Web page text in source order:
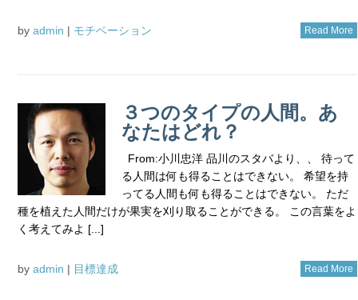
by admin | モチベーション Read More
３つのタイプの人間。あ
なたはどれ？
From:小川忠洋 品川のスタバより、、 待って
る人間は何も得ることはできない。 希望を持
ってる人間も何も得ることはできない。 ただ
種を植えた人間だけが果実を刈り取ることができる。 この言葉をよ
く考えてみよ [...]
by admin | 目標達成 Read More